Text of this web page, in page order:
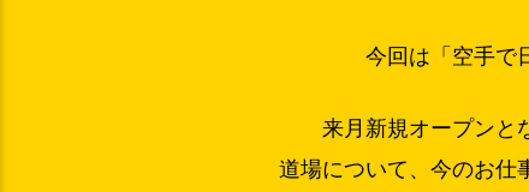
今回は「空手で
来月新規オープンと
道場について、今のお仕